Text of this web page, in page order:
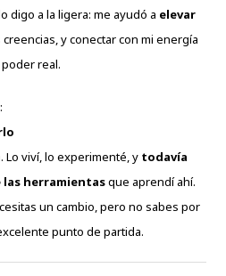
digo a la ligera: me ayudó a elevar
creencias, y conectar con mi energía
real.
Lo viví, lo experimenté, y todavía
las herramientasque aprendí ahí.
un cambio, pero no sabes por
punto de partida.